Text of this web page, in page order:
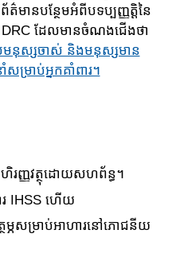
មានបន្ថែមអំពីបទប្បញ្ញត្តិនៃ
DRC ដែលមានចំណងជើង​ថា
មនុស្សចាស់ និងមនុស្សមាន
ម្រាប់អ្នកគាំពារ។
រញ្ញវត្ថុ​ដោ​យសហព័ន្ធ។
រ IHSS ហើយ
ម្ភសម្រាប់អាហារនៅភោជនីយ​